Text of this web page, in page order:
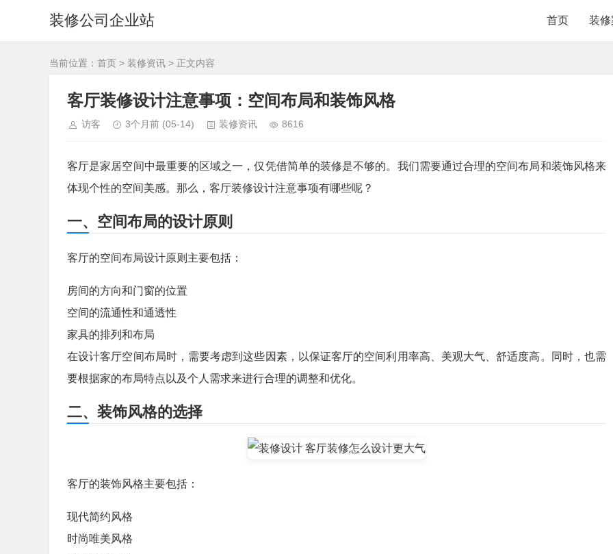
装修公司企业站 首页 装
当前位置： 首页 > 装修资讯 > 正文内容
客厅装修设计注意事项：空间布局和装饰风格
访客 3个月前 (05-14) 装修资讯 8616
客厅是家居空间中最重要的区域之一，仅凭借简单的装修是不够的。我们需要通过合理的空间布局和装饰风格来
体现个性的空间美感。那么，客厅装修设计注意事项有哪些呢？
一、空间布局的设计原则
客厅的空间布局设计原则主要包括：
房间的方向和门窗的位置
空间的流通性和通透性
家具的排列和布局
在设计客厅空间布局时，需要考虑到这些因素，以保证客厅的空间利用率高、美观大气、舒适度高。同时，也需
要根据家的布局特点以及个人需求来进行合理的调整和优化。
二、装饰风格的选择
客厅的装饰风格主要包括：
现代简约风格
时尚唯美风格